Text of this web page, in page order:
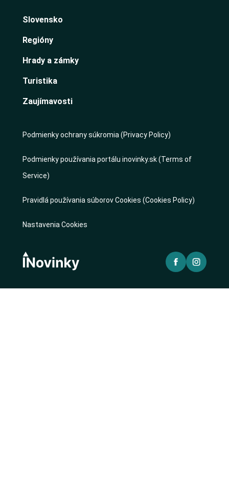
Slovensko
Regióny
Hrady a zámky
Turistika
Zaujímavosti
Podmienky ochrany súkromia (Privacy Policy)
Podmienky používania portálu inovinky.sk (Terms of
Service)
Pravidlá používania súborov Cookies (Cookies Policy)
Nastavenia Cookies